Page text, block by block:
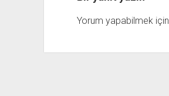
Yorum yapabilmek için